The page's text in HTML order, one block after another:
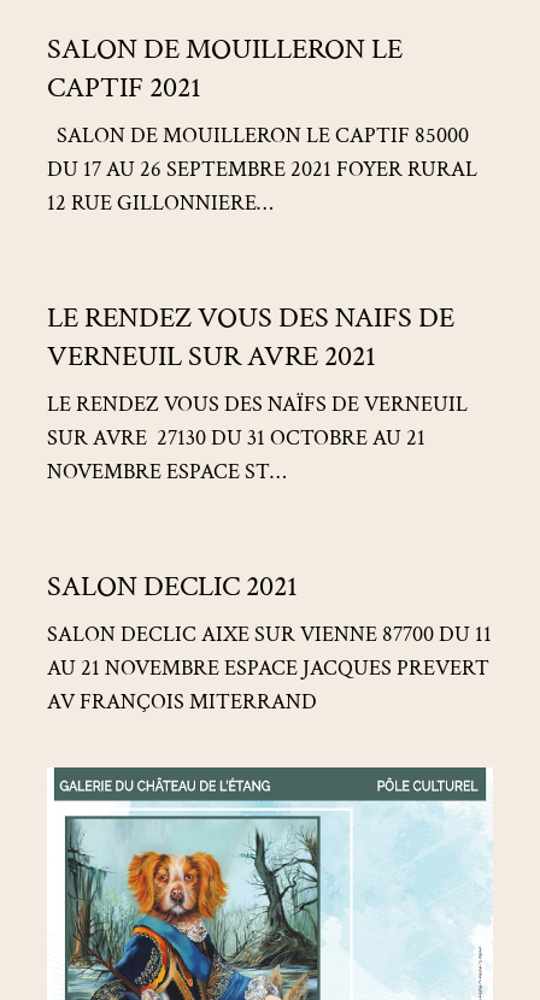
DE
MOUILLERON
CAPTIF
2021
SALON DE MOUILLERON LE
CAPTIF 2021
SALON DE MOUILLERON LE CAPTIF 85000
DU 17 AU 26 SEPTEMBRE 2021 FOYER RURAL
12 RUE GILLONNIERE…
RENDEZ
VOUS
NAIFS
DE
VERNEUIL
2021
LE RENDEZ VOUS DES NAIFS DE
VERNEUIL SUR AVRE 2021
LE RENDEZ VOUS DES NAÏFS DE VERNEUIL
SUR AVRE 27130 DU 31 OCTOBRE AU 21
NOVEMBRE ESPACE ST…
DECLIC
2021
SALON DECLIC 2021
SALON DECLIC AIXE SUR VIENNE 87700 DU 11
AU 21 NOVEMBRE ESPACE JACQUES PREVERT
AV FRANÇOIS MITERRAND
EXPOSITION
« BANDE
DE
NAÏFS »
SARAN
GALERIE